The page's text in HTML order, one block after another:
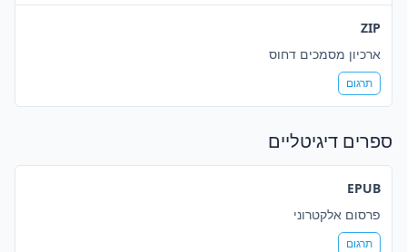
ZIP
ארכיון מסמכים דחוס
תרגום
ספרים דיגיטליים
EPUB
פרסום אלקטרוני
תרגום